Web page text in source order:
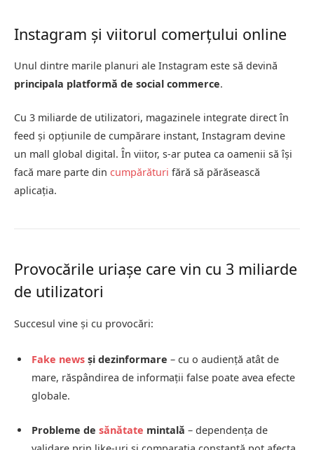
Instagram și viitorul comerțului online
Unul dintre marile planuri ale Instagram este să devină
principala platformă de social commerce.
Cu 3 miliarde de utilizatori, magazinele integrate direct în
feed și opțiunile de cumpărare instant, Instagram devine
un mall global digital. În viitor, s-ar putea ca oamenii să își
facă mare parte din cumpărături fără să părăsească
aplicația.
Provocările uriașe care vin cu 3 miliarde
de utilizatori
Succesul vine și cu provocări:
Fake news și dezinformare – cu o audiență atât de
mare, răspândirea de informații false poate avea efecte
globale.
Probleme de sănătate mintală – dependența de